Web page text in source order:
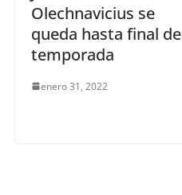
Olechnavicius se
queda hasta final de
temporada
enero 31, 2022